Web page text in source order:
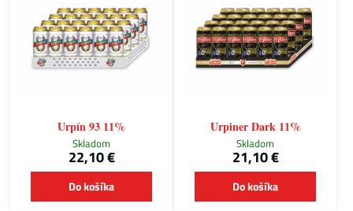
Urpín 93 11%
Skladom
22,10 €
Do košíka
Urpiner Dark 11%
Skladom
21,10 €
Do košíka